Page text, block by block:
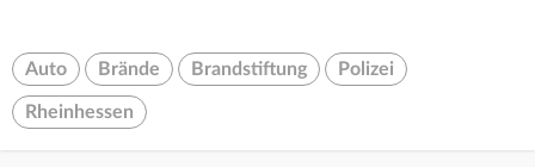
Auto Brände Brandstiftung Polizei
Rheinhessen